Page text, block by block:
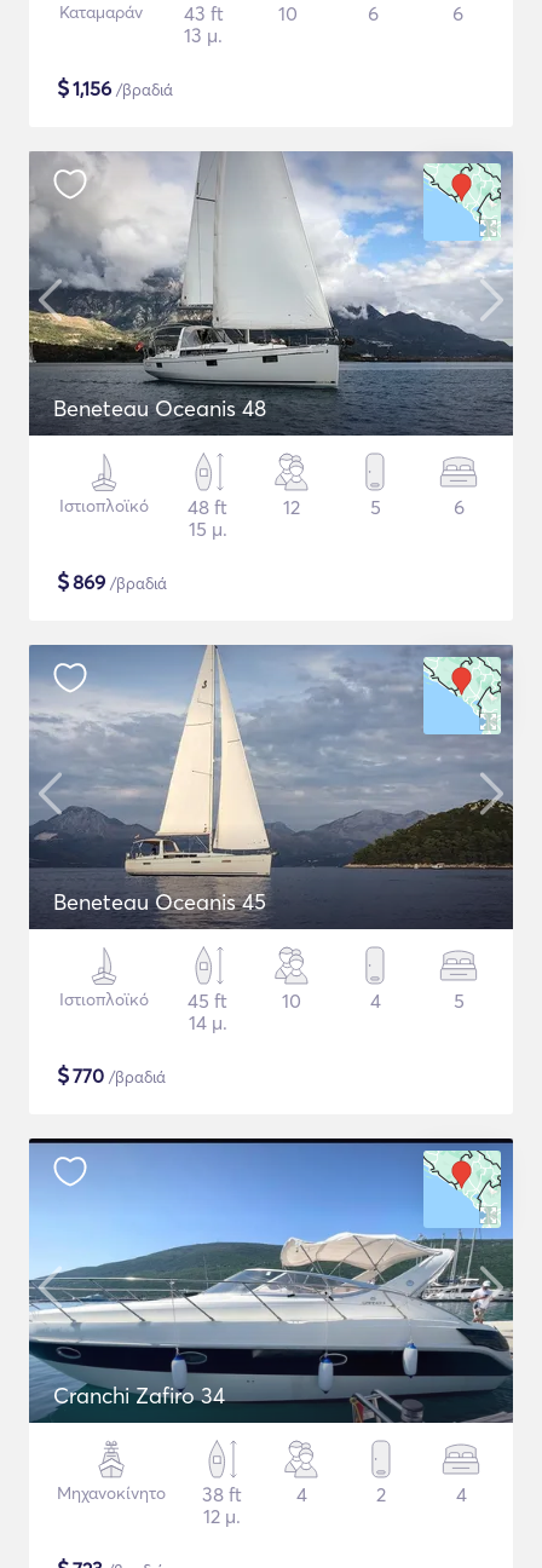
Καταμαράν
43 ft
13 μ.
10 6 6
$1,156 /βραδιά
Beneteau Oceanis 48
Ιστιοπλοϊκό
48 ft
15 μ.
12 5 6
$869 /βραδιά
Beneteau Oceanis 45
Ιστιοπλοϊκό
45 ft
14 μ.
10 4 5
$770 /βραδιά
Cranchi Zafiro 34
Μηχανοκίνητο
38 ft
12 μ.
4 2 4